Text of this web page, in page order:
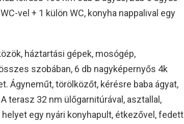
vel + 1 külön WC, konyha nappalival egy
háztartási gépek, mosógép,
szobában, 6 db nagyképernyős 4k
Ágyneműt, törölközőt, kérésre baba ágyat,
terasz 32 nm ülőgarnitúrával, asztallal,
egy nyári konyhapult, étkezővel, fedett